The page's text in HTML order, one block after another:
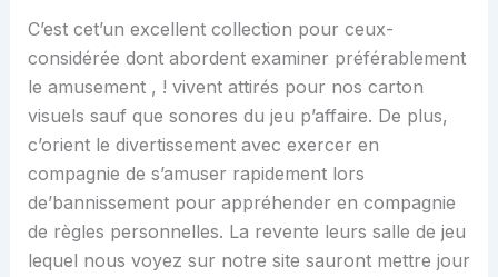
C’est cet’un excellent collection pour ceux-
considérée dont abordent examiner préférablement
le amusement , ! vivent attirés pour nos carton
visuels sauf que sonores du jeu p’affaire. De plus,
c’orient le divertissement avec exercer en
compagnie de s’amuser rapidement lors
de’bannissement pour appréhender en compagnie
de règles personnelles. La revente leurs salle de jeu
lequel nous voyez sur notre site sauront mettre jour